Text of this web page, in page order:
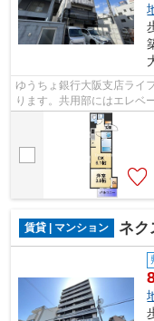
ゆうちょ銀行大阪支店ライ
ります。共用部にはエレベ
も充実しています。徒歩4分
賃貸 | マンション ネク